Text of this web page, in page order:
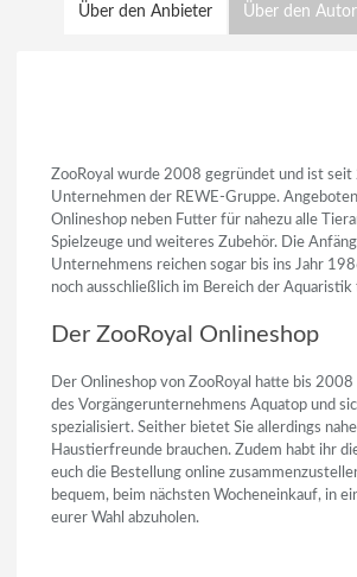
Über den Anbieter Über den Autor
ZooRoyal wurde 2008 gegründet und ist
Unternehmen der REWE-Gruppe.
Onlineshop neben Futter für nahezu alle
Spielzeuge und weiteres Zubehör. Die
Unternehmens reichen sogar bis ins Jahr
noch ausschließlich im Bereich der Aquaristik
Der ZooRoyal Onlineshop
Der Onlineshop von ZooRoyal hatte bis 2008
des Vorgängerunternehmens Aquatop und
spezialisiert. Seither bietet Sie allerdings nahe
Haustierfreunde brauchen. Zudem habt ihr
euch die Bestellung online
bequem, beim nächsten Wocheneinkauf, in
eurer Wahl abzuholen.